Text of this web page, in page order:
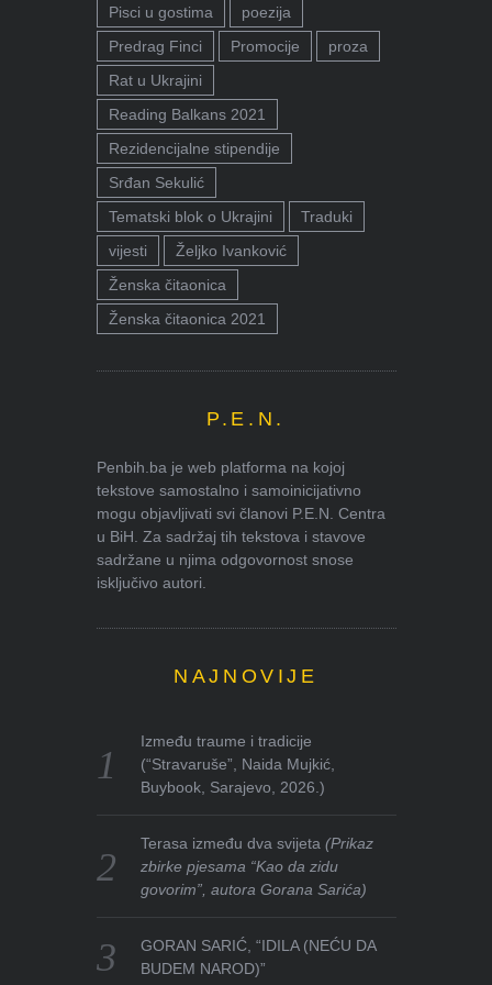
Pisci u gostima
poezija
Predrag Finci
Promocije
proza
Rat u Ukrajini
Reading Balkans 2021
Rezidencijalne stipendije
Srđan Sekulić
Tematski blok o Ukrajini
Traduki
vijesti
Željko Ivanković
Ženska čitaonica
Ženska čitaonica 2021
P.E.N.
Penbih.ba je web platforma na kojoj
tekstove samostalno i samoinicijativno
mogu objavljivati svi članovi P.E.N. Centra
u BiH. Za sadržaj tih tekstova i stavove
sadržane u njima odgovornost snose
isključivo autori.
NAJNOVIJE
Između traume i tradicije
(“Stravaruše”, Naida Mujkić,
Buybook, Sarajevo, 2026.)
Terasa između dva svijeta(Prikaz
zbirke pjesama “Kao da zidu
govorim”, autora Gorana Sarića)
GORAN SARIĆ, “IDILA (NEĆU DA
BUDEM NAROD)”